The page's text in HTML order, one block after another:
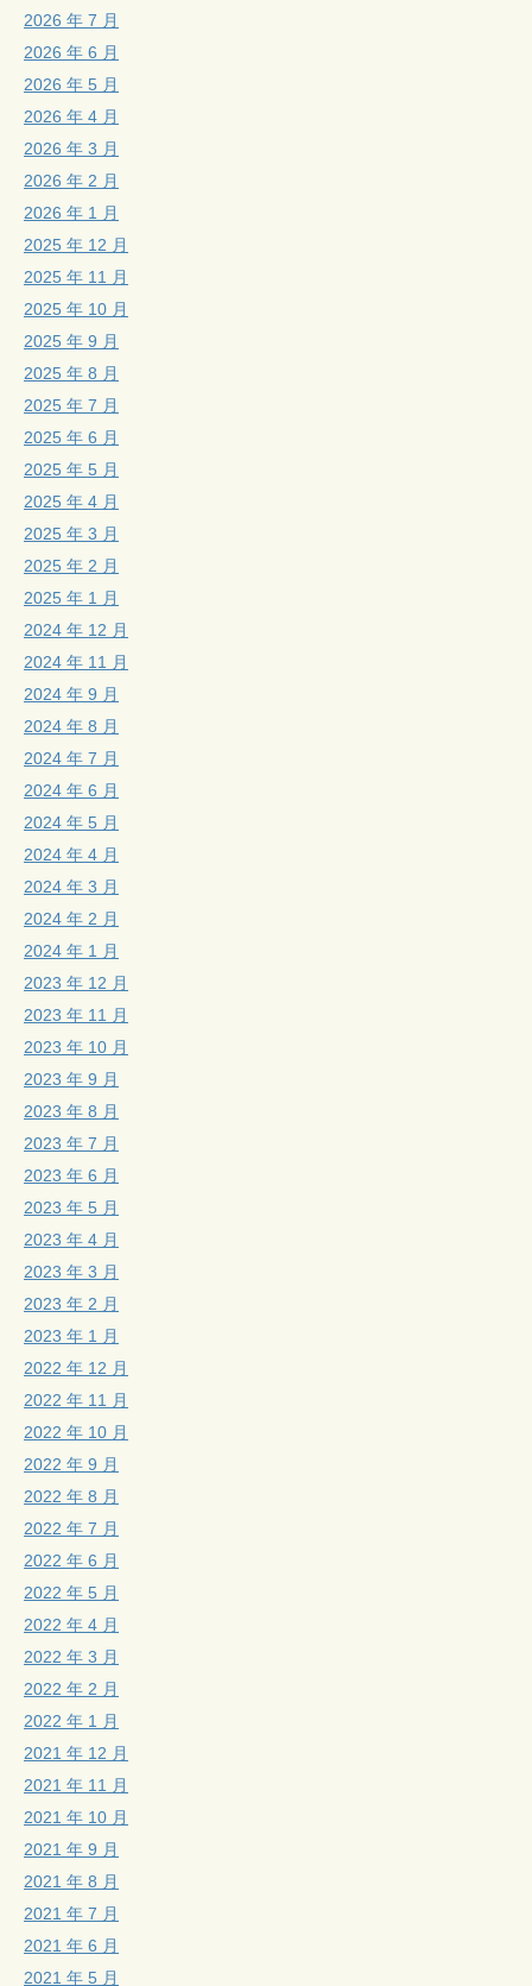
2026 年 7 月
2026 年 6 月
2026 年 5 月
2026 年 4 月
2026 年 3 月
2026 年 2 月
2026 年 1 月
2025 年 12 月
2025 年 11 月
2025 年 10 月
2025 年 9 月
2025 年 8 月
2025 年 7 月
2025 年 6 月
2025 年 5 月
2025 年 4 月
2025 年 3 月
2025 年 2 月
2025 年 1 月
2024 年 12 月
2024 年 11 月
2024 年 9 月
2024 年 8 月
2024 年 7 月
2024 年 6 月
2024 年 5 月
2024 年 4 月
2024 年 3 月
2024 年 2 月
2024 年 1 月
2023 年 12 月
2023 年 11 月
2023 年 10 月
2023 年 9 月
2023 年 8 月
2023 年 7 月
2023 年 6 月
2023 年 5 月
2023 年 4 月
2023 年 3 月
2023 年 2 月
2023 年 1 月
2022 年 12 月
2022 年 11 月
2022 年 10 月
2022 年 9 月
2022 年 8 月
2022 年 7 月
2022 年 6 月
2022 年 5 月
2022 年 4 月
2022 年 3 月
2022 年 2 月
2022 年 1 月
2021 年 12 月
2021 年 11 月
2021 年 10 月
2021 年 9 月
2021 年 8 月
2021 年 7 月
2021 年 6 月
2021 年 5 月